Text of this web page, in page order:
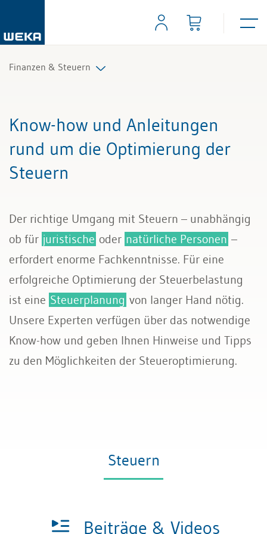
Finanzen & Steuern
Finanzmanagement
IKS und Risikomanagement
Mehrwertsteuer
Rechnungslegung und Berichterstattung
Rechnungswesen
Steuern
Know-how und Anleitungen
rund um die Optimierung der
Steuern
Der richtige Umgang mit Steuern – unabhängig
ob für juristische oder natürliche Personen –
erfordert enorme Fachkenntnisse. Für eine
erfolgreiche Optimierung der Steuerbelastung
ist eine Steuerplanung von langer Hand nötig.
Unsere Experten verfügen über das notwendige
Know-how und geben Ihnen Hinweise und Tipps
zu den Möglichkeiten der Steueroptimierung.
Steuern
Beiträge & Videos